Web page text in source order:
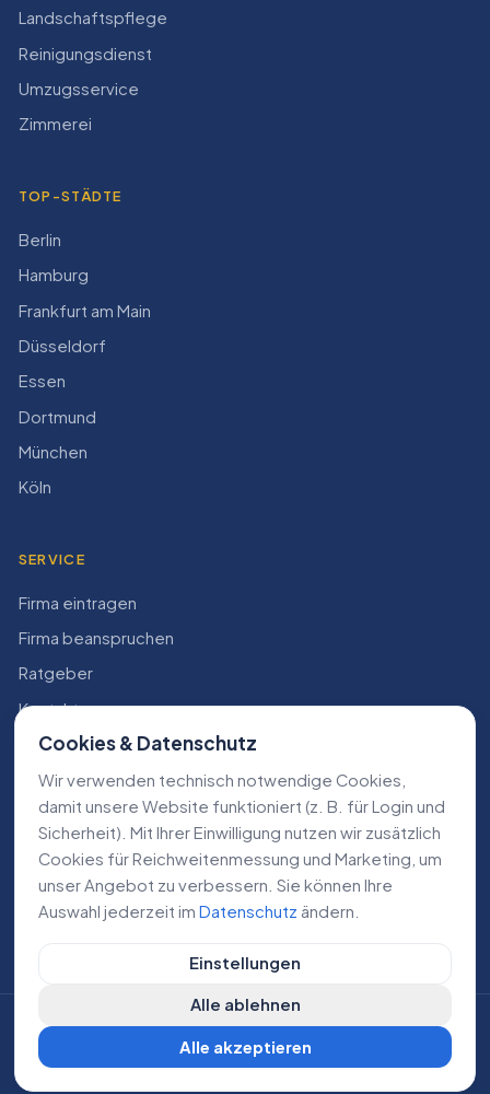
Landschaftspflege
Reinigungsdienst
Umzugsservice
Zimmerei
TOP-STÄDTE
Berlin
Hamburg
Frankfurt am Main
Düsseldorf
Essen
Dortmund
München
Köln
SERVICE
Firma eintragen
Firma beanspruchen
Ratgeber
Kontakt
Konto
RECHTLICHES
Impressum
Datenschutz
AGB
©2026Lokale Dienstleistungen. Alle Rechte vorbehalten.
CH Cookie-Einstellungen
Cookies & Datenschutz
Wir verwenden technisch notwendige Cookies,
damit unsere Website funktioniert (z. B. für Login und
Sicherheit). Mit Ihrer Einwilligung nutzen wir zusätzlich
Cookies für Reichweiten­messung und Marketing, um
unser Angebot zu verbessern. Sie können Ihre
Auswahl jederzeit im Datenschutz ändern.
Einstellungen
Alle ablehnen
Alle akzeptieren